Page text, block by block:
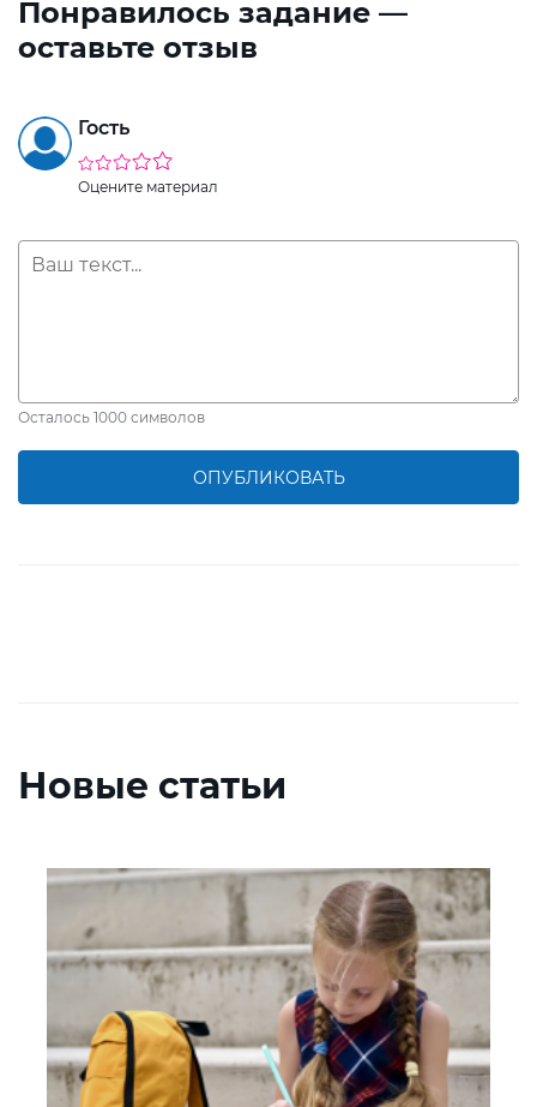
Понравилось задание —
оставьте отзыв
Гость
Оцените материал
Осталось 1000 символов
ОПУБЛИКОВАТЬ
Новые статьи